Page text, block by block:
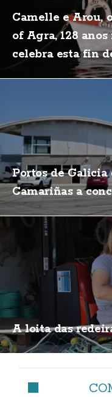
Camelle e Arou,
of Agra, 128
celebra esta fin
Portos de
Camariñas a
A loita das